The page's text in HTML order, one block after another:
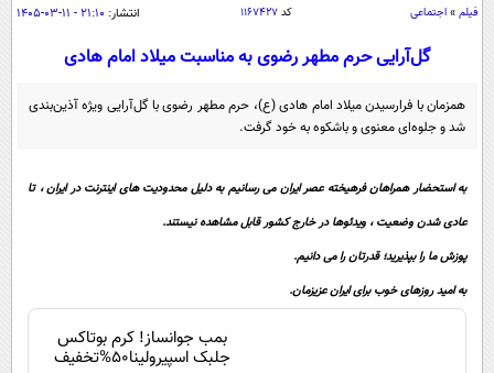
خودرو
اجتماعی
حوادث
یک برش دانایی
سفر و تفریح
ورزشی
بین الملل
علم و دانش
گوناگون
ورزش
سیاست
خواندنی ها و دیدنی ها
داستان کوتاه
آموزش زبان
فیلم » اجتماعی کد ۱۱۶۷۴۲۷ انتشار: ۲۱:۱۰ - ۱۱-۰۳-۱۴۰۵
گل‌آرایی حرم مطهر رضوی به مناسبت میلاد امام هادی
همزمان با فرارسیدن میلاد امام هادی (ع)، حرم مطهر رضوی با گل‌آرایی ویژه آذین‌بندی
شد و جلوه‌ای معنوی و باشکوه به خود گرفت.
به استحضار همراهان فرهیخته عصر ایران می رسانیم به دلیل محدودیت های اینترنت در ایران ، تا
عادی شدن وضعیت ، ویدئوها در خارج کشور قابل مشاهده نیستند.
پوزش ما را بپذیرید؛ قدرتان را می دانیم.
به امید روزهای خوب برای ایران عزیزمان.
بمب جوانساز! کرم بوتاکس
جلبک اسپیرولینا50%تخفیف